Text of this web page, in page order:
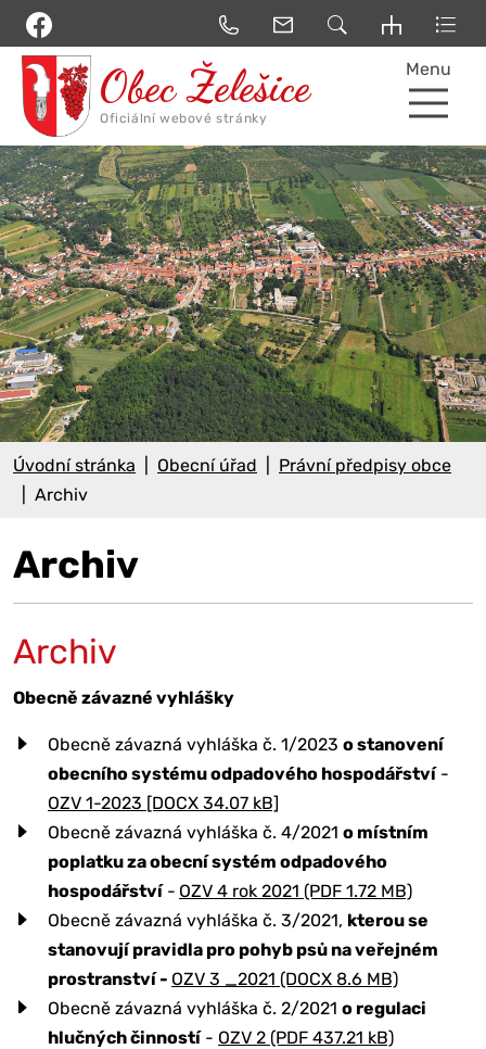
Menu
Úvodní stránka Obecní úřad
Právní předpisy obce
Archiv
Archiv
Archiv
Obecně závazné vyhlášky
Obecně závazná vyhláška č. 1/2023 o stanovení
obecního systému odpadového hospodářství-
OZV 1-2023 [DOCX 34.07 kB]
Obecně závazná vyhláška č. 4/2021 o místním
poplatku za obecní systém odpadového
hospodářství- OZV 4 rok 2021 (PDF 1.72 MB)
Obecně závazná vyhláška č. 3/2021, kterou se
stanovují pravidla pro pohyb psů na veřejném
prostranství - OZV 3 _2021 (DOCX 8.6 MB)
Obecně závazná vyhláška č. 2/2021 o regulaci
hlučných činností- OZV 2 (PDF 437.21 kB)